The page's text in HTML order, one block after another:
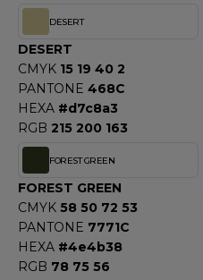
CITY
MILL
DESERT
DESERT
CMYK 15 19 40 2
PANTONE 468C
HEXA #d7c8a3
RGB 215 200 163
FOREST GREEN
FOREST GREEN
CMYK 58 50 72 53
PANTONE 7771C
HEXA #4e4b38
RGB 78 75 56